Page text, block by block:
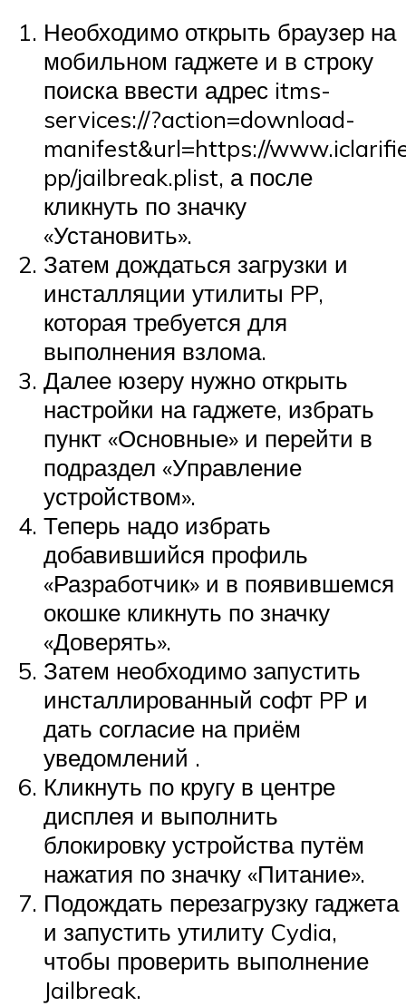
Необходимо открыть браузер на
мобильном гаджете и в строку
поиска ввести адрес itms-
services://?action=download-
manifest&url=https://
pp/jailbreak.plist, а после
кликнуть по значку
«Установить».
Затем дождаться загрузки и
инсталляции утилиты PP,
которая требуется для
выполнения взлома.
Далее юзеру нужно открыть
настройки на гаджете, избрать
пункт «Основные» и перейти в
подраздел «Управление
устройством».
Теперь надо избрать
добавившийся профиль
«Разработчик» и в появившемся
окошке кликнуть по значку
«Доверять».
Затем необходимо запустить
инсталлированный софт PP и
дать согласие на приём
уведомлений .
Кликнуть по кругу в центре
дисплея и выполнить
блокировку устройства путём
нажатия по значку «Питание».
Подождать перезагрузку гаджета
и запустить утилиту Cydia,
чтобы проверить выполнение
Jailbreak.